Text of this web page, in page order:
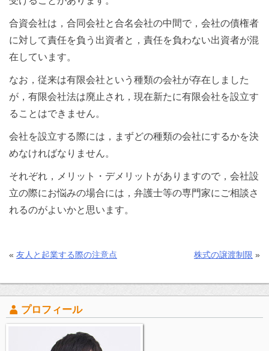
合資会社は，合同会社と合名会社の中間で，会社の債権者
に対して責任を負う出資者と，責任を負わない出資者が混
在しています。
なお，従来は有限会社という種類の会社が存在しました
が，有限会社法は廃止され，現在新たに有限会社を設立す
ることはできません。
会社を設立する際には，まずどの種類の会社にするかを決
めなければなりません。
それぞれ，メリット・デメリットがありますので，会社設
立の際にお悩みの場合には，弁護士等の専門家にご相談さ
れるのがよいかと思います。
« 友人と起業する際の注意点 株式の譲渡制限 »
プロフィール